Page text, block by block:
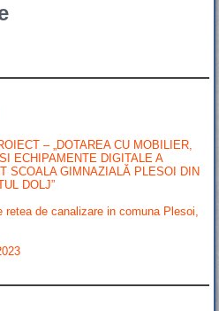
– „DOTAREA CU MOBILIER,
ECHIPAMENTE DIGITALE A
SCOALA GIMNAZIALĂ PLESOI DIN
DOLJ”
retea de canalizare in comuna Plesoi,